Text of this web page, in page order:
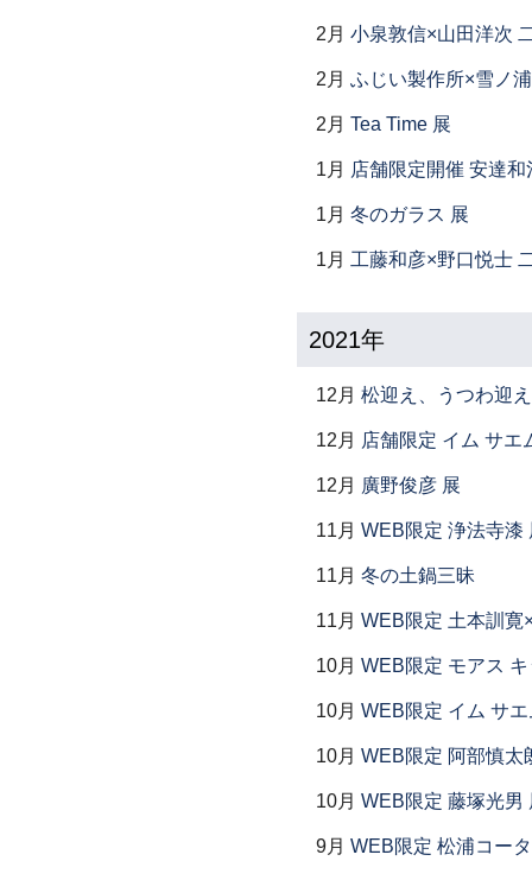
2月 小泉敦信×山田洋次
2月 ふじい製作所×雪ノ
2月 Tea Time 展
1月 店舗限定開催 安達和
1月 冬のガラス 展
1月 工藤和彦×野口悦士
2021年
12月 松迎え、うつわ迎
12月 店舗限定 イム サ
12月 廣野俊彦 展
11月 WEB限定 浄法寺漆
11月 冬の土鍋三昧
11月 WEB限定 土本訓寛
10月 WEB限定 モアス
10月 WEB限定 イム サ
10月 WEB限定 阿部慎太
10月 WEB限定 藤塚光男
9月 WEB限定 松浦コー